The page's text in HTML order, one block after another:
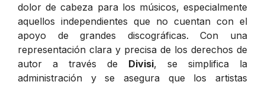
dolor de cabeza para los músicos, especialmente
aquellos independientes que no cuentan con el
apoyo de grandes discográficas. Con una
representación clara y precisa de los derechos de
autor a través de Divisi, se simplifica la
administración y se asegura que los artistas